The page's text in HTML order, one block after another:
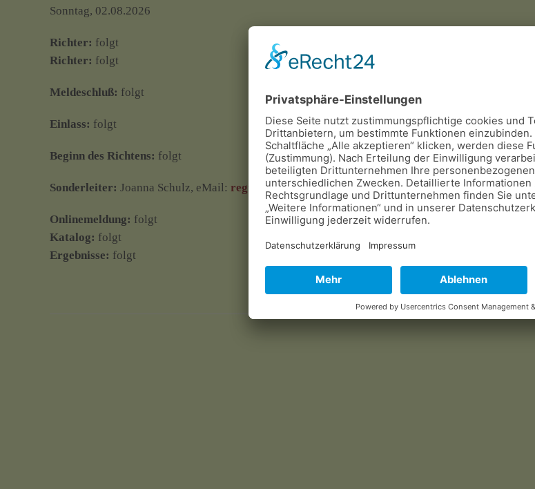
Sonntag, 02.08.2026
Richter: folgt
Richter: folgt
Meldeschluß: folgt
Einlass: folgt
Beginn des Richtens: folgt
Sonderleiter: Joanna Schulz, eMail: regio-nord@dalmatiner-deutschland.de
Onlinemeldung: folgt
Katalog: folgt
Ergebnisse: folgt